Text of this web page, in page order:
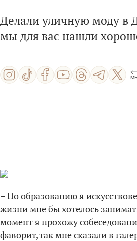
Делали уличную моду в
мы для вас нашли
– По образованию я
жизни мне бы хотелось
момент я прохожу
фаворит, так мне сказали в